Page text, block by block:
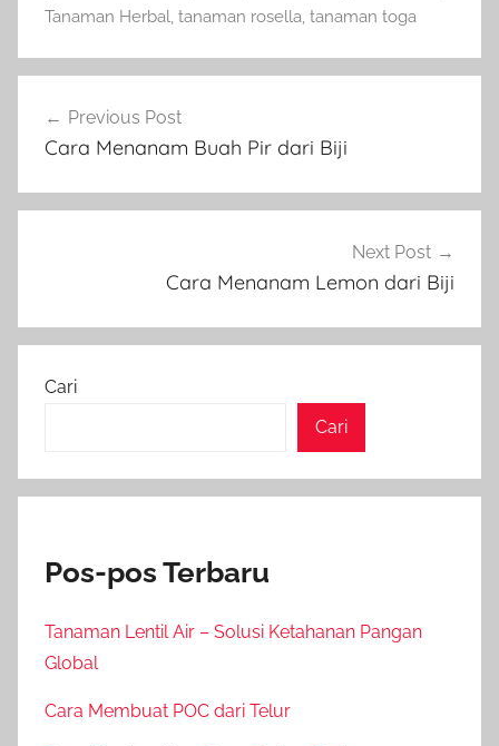
Tanaman Herbal, tanaman rosella, tanaman toga
pos
Previous Post
Cara Menanam Buah Pir dari Biji
Next Post
Cara Menanam Lemon dari Biji
Cari
Cari
Pos-pos Terbaru
Tanaman Lentil Air – Solusi Ketahanan Pangan
Global
Cara Membuat POC dari Telur